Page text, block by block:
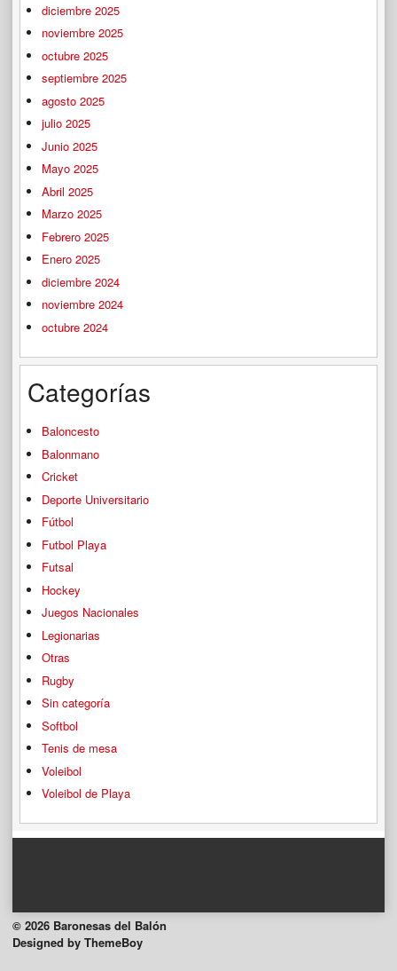
diciembre 2025
noviembre 2025
octubre 2025
septiembre 2025
agosto 2025
julio 2025
Junio 2025
Mayo 2025
Abril 2025
Marzo 2025
Febrero 2025
Enero 2025
diciembre 2024
noviembre 2024
octubre 2024
Categorías
Baloncesto
Balonmano
Cricket
Deporte Universitario
Fútbol
Futbol Playa
Futsal
Hockey
Juegos Nacionales
Legionarias
Otras
Rugby
Sin categoría
Softbol
Tenis de mesa
Voleibol
Voleibol de Playa
© 2026 Baronesas del Balón
Designed by ThemeBoy